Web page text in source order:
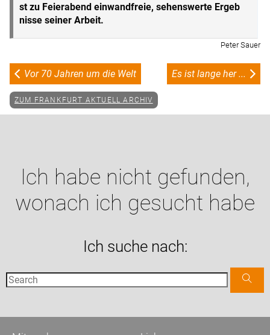
st zu Feierabend einwandfreie, sehenswerte Ergeb
nisse seiner Arbeit.
Peter Sauer
Vor 70 Jahren um die Welt Es ist lange her ...
ZUM FRANKFURT AKTUELL ARCHIV
Ich habe nicht gefunden,
wonach ich gesucht habe
Ich suche nach: